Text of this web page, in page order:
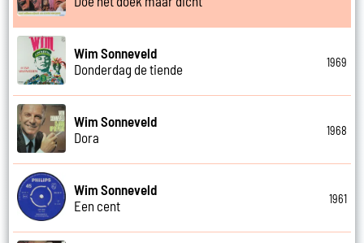
Wim Sonneveld
Donderdag de tiende
1969
Wim Sonneveld
Dora
1968
Wim Sonneveld
Een cent
1961